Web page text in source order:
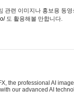
련 이미지나 홍보용 동
도 활용해볼 만합니다.
the professional AI
our advanced AI